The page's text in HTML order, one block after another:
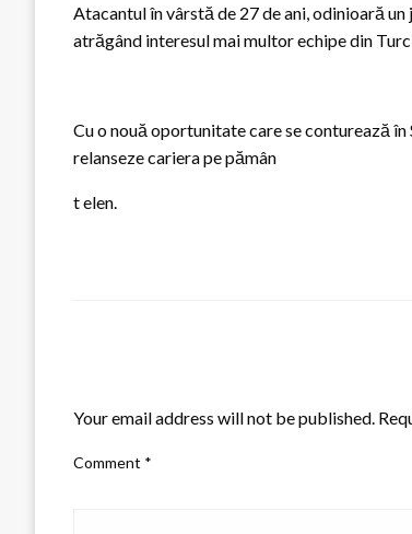
Atacantul în vârstă de 27 de ani, odinioară
atrăgând interesul mai multor echipe din
Cu o nouă oportunitate care se conturează
relanseze cariera pe pămân
t elen.
Your email address will not be published.
Comment *